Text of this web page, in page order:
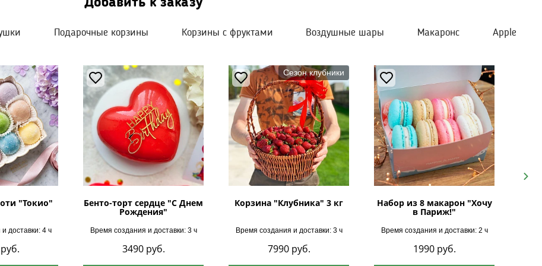
Добавить к заказу
Подарочные корзины Корзины с фруктами Воздушные шары Макаронс Apple
"Токио"
доставки: 4 ч
руб.
Бенто-торт сердце "С Днем
Рождения"
Время создания и доставки: 3 ч
3490 руб.
Сезон клубники
Корзина "Клубника" 3 кг
Время создания и доставки: 3 ч
7990 руб.
Набор из 8 макарон "Хочу
в Париж!"
Время создания и доставки: 2 ч
1990 руб.
Next